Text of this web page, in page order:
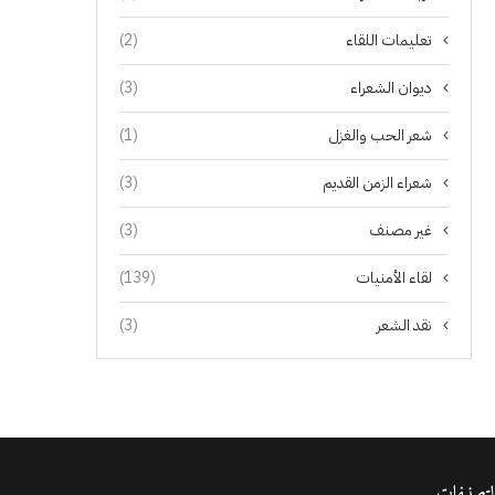
تعليمات اللقاء (2)
ديوان الشعراء (3)
شعر الحب والغزل (1)
شعراء الزمن القديم (3)
غير مصنف (3)
لقاء الأمنيات (139)
نقد الشعر (3)